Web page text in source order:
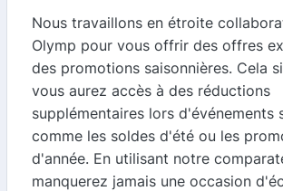
Nous travaillons en étroite
Olymp pour vous offrir des offres
des promotions saisonnières. Cela
vous aurez accès à des réductions
supplémentaires lors d'événements
comme les soldes d'été ou les
d'année. En utilisant notre
manquerez jamais une occasion